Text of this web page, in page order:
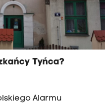
Tyńca?
Alarmu